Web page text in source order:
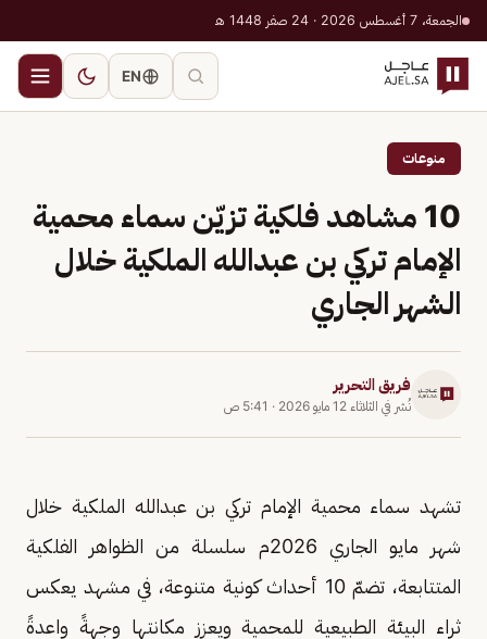
الجمعة، 7 أغسطس 2026 · 24 صفر 1448 هـ
EN
منوعات
10 مشاهد فلكية تزيّن سماء محمية
الإمام تركي بن عبدالله الملكية خلال
الشهر الجاري
فريق التحرير
نُشر في الثلاثاء 12 مايو 2026 · 5:41 ص
تشهد سماء محمية الإمام تركي بن عبدالله الملكية خلال
شهر مايو الجاري 2026م سلسلة من الظواهر الفلكية
المتتابعة، تضمّ 10 أحداث كونية متنوعة، في مشهد يعكس
ثراء البيئة الطبيعية للمحمية ويعزز مكانتها وجهةً واعدةً